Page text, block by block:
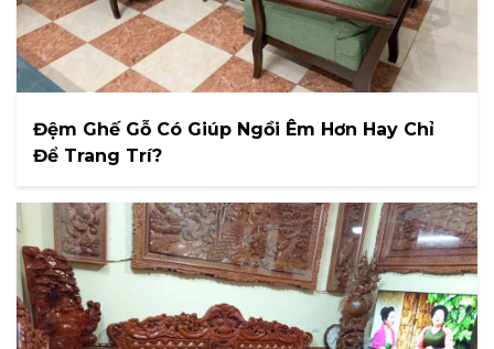
Đệm Ghế Gỗ Có Giúp Ngồi Êm Hơn Hay Chỉ
Để Trang Trí?